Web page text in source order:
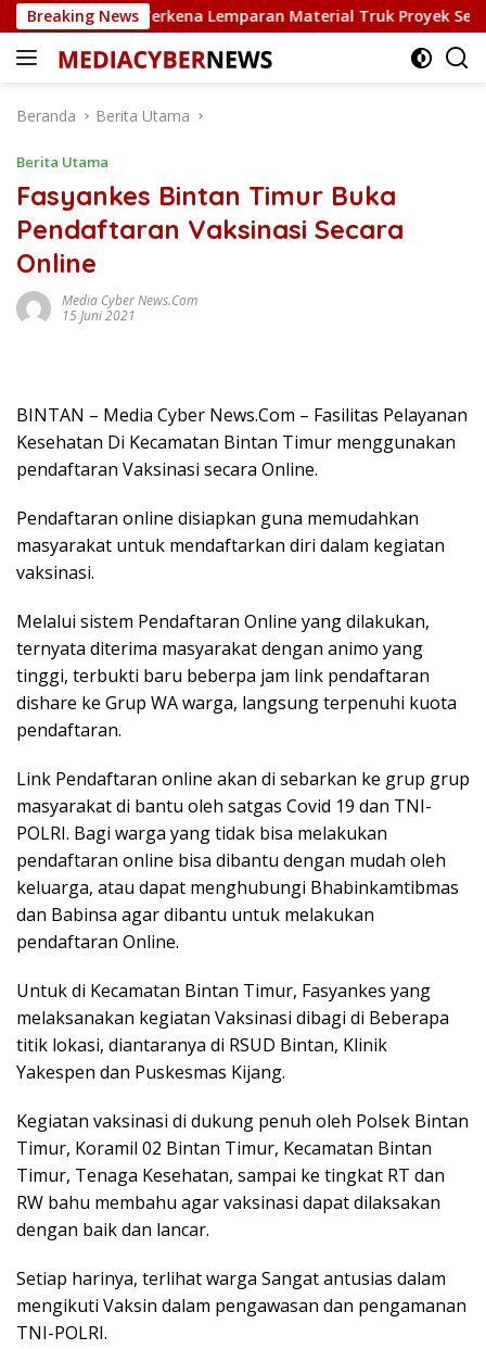
Langsung
ke
konten
Breaking News
Rusak Terkena Lemparan Material Truk Proyek Sekolah
Beranda Berita Utama
Berita Utama
Fasyankes Bintan Timur Buka
Pendaftaran Vaksinasi Secara
Online
Media Cyber News.Com
15 Juni 2021
BINTAN – Media Cyber News.Com – Fasilitas Pelayanan
Kesehatan Di Kecamatan Bintan Timur menggunakan
pendaftaran Vaksinasi secara Online.
Pendaftaran online disiapkan guna memudahkan
masyarakat untuk mendaftarkan diri dalam kegiatan
vaksinasi.
Melalui sistem Pendaftaran Online yang dilakukan,
ternyata diterima masyarakat dengan animo yang
tinggi, terbukti baru beberpa jam link pendaftaran
dishare ke Grup WA warga, langsung terpenuhi kuota
pendaftaran.
Link Pendaftaran online akan di sebarkan ke grup grup
masyarakat di bantu oleh satgas Covid 19 dan TNI-
POLRI. Bagi warga yang tidak bisa melakukan
pendaftaran online bisa dibantu dengan mudah oleh
keluarga, atau dapat menghubungi Bhabinkamtibmas
dan Babinsa agar dibantu untuk melakukan
pendaftaran Online.
Untuk di Kecamatan Bintan Timur, Fasyankes yang
melaksanakan kegiatan Vaksinasi dibagi di Beberapa
titik lokasi, diantaranya di RSUD Bintan, Klinik
Yakespen dan Puskesmas Kijang.
Kegiatan vaksinasi di dukung penuh oleh Polsek Bintan
Timur, Koramil 02 Bintan Timur, Kecamatan Bintan
Timur, Tenaga Kesehatan, sampai ke tingkat RT dan
RW bahu membahu agar vaksinasi dapat dilaksakan
dengan baik dan lancar.
Setiap harinya, terlihat warga Sangat antusias dalam
mengikuti Vaksin dalam pengawasan dan pengamanan
TNI-POLRI.